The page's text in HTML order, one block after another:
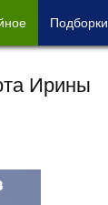
Ирины
Подборки